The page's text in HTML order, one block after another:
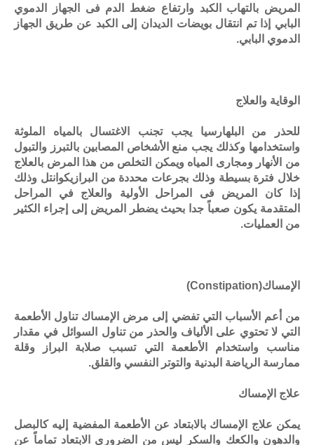
المريض بالتهاب الكبد وارتفاع ضغط الدم فى الجهاز الدموي
البابي إذا تم انتقال بويضات الديدان إلى الكبد عن طريق الجهاز
الدموي البابي.
الوقاية والعلاج
للحذر من البلهارسيا يجب تجنب الاغتسال بالمياه الملوثة
واستخدامها وكذلك يجب منع الأشخاص المصابين بالتبرز والتبول
من الأنهار ومجارى المياه ويمكن التخلص من هذا المرض بالعلاج
خلال فترة بسيطة وذلك بجرعات محددة من البرازيكوانتل وذلك
إذا كان المريض فى المراحل الأولية والعلاج في المراحل
المتقدمة يكون صعباً جدا بحيث يضطر المريض إلى إجراء الكثير
من العمليات.
الإمساك(Constipation)
من أعم الأسباب التي تفضي إلى مرض الإمساك تناول الأطعمة
التي لا تحتوي على الألياف والحذر من تناول السوائل في مقدار
مناسب واستخدام الأطعمة التي تسبب صلابة البراز وقلة
ممارسة الرياضة البدنية والتوتر النفسي والقلق.
علاج الإمساك
يمكن علاج الإمساك بالابتعاد عن الأطعمة المفضية إليه كالبصل
والدهون والكعك والسكر ليس من الضروري الابتعاد تماماً عن